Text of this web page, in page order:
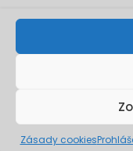
Zásady cookies
Ministerstva
projektu.
jakékoliv
© 2026